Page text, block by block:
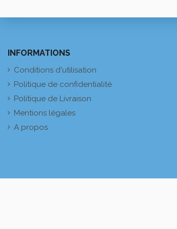
INFORMATIONS
Conditions d'utilisation
Politique de confidentialité
Politique de Livraison
Mentions légales
A propos